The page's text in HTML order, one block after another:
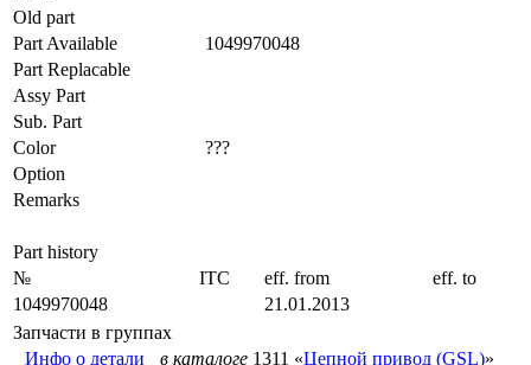
Old part
Part Available
1049970048
Part Replacable
Assy Part
Sub. Part
Color
???
Option
Remarks
Part history
№
ITC eff. from
eff. to
1049970048
21.01.2013
Запчасти в группах
Инфо о детали
в каталоге 1311 «Цепной привод (GSL)»